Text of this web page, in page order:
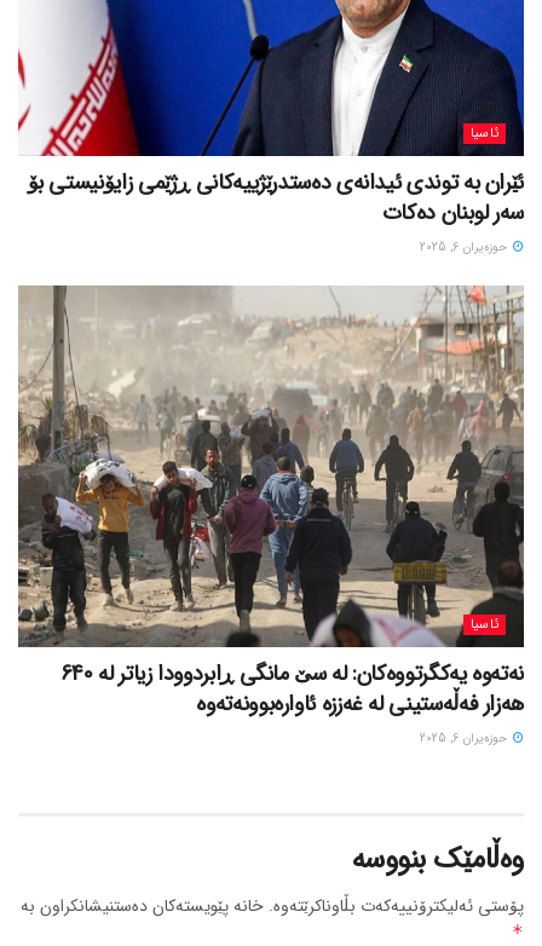
ئاسیا
ئێران بە توندی ئیدانەی دەستدرێژییەکانی ڕژێمی زایۆنیستی بۆ
سەر لوبنان دەکات
حوزه‌یران 6, 2025
ئاسیا
نەتەوە یەکگرتووەکان: لە سێ مانگی ڕابردوودا زیاتر لە 640
هەزار فەڵەستینی لە غەززە ئاوارەبوونەتەوە
حوزه‌یران 6, 2025
وەڵامێک بنووسە
پۆستی ئەلیکترۆنییەکەت بڵاوناکرێتەوە. خانە پێویستەکان دەستنیشانکراون بە
*